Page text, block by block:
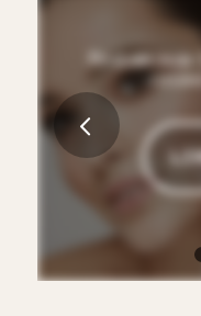
Peut-on avoir